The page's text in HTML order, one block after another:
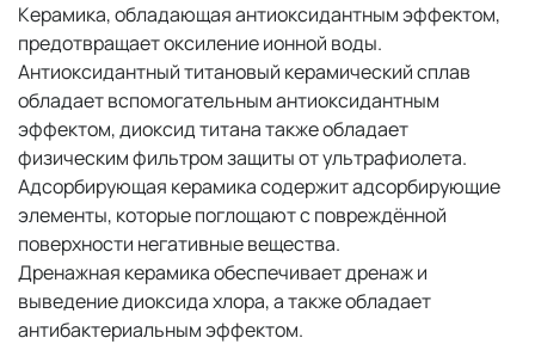
Керамика, обладающая антиоксидантным эффектом,
предотвращает оксиление ионной воды.
Антиоксидантный титановый керамический сплав
обладает вспомогательным антиоксидантным
эффектом, диоксид титана также обладает
физическим фильтром защиты от ультрафиолета.
Адсорбирующая керамика содержит адсорбирующие
элементы, которые поглощают с повреждённой
поверхности негативные вещества.
Дренажная керамика обеспечивает дренаж и
выведение диоксида хлора, а также обладает
антибактериальным эффектом.